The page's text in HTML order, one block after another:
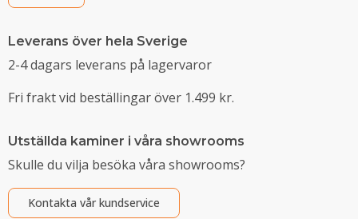
Leverans över hela Sverige
2-4 dagars leverans på lagervaror
Fri frakt vid beställingar över 1.499 kr.
Utställda kaminer i våra showrooms
Skulle du vilja besöka våra showrooms?
Kontakta vår kundservice